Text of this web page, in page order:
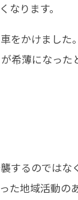
ります。
をかけまし
薄になった
するのでは
地域活動の